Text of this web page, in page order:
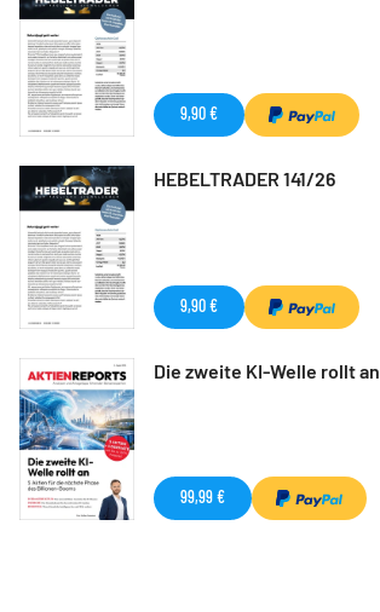
9,90 €
HEBELTRADER 141/26
9,90 €
Die zweite KI-Welle rollt an
99,99 €